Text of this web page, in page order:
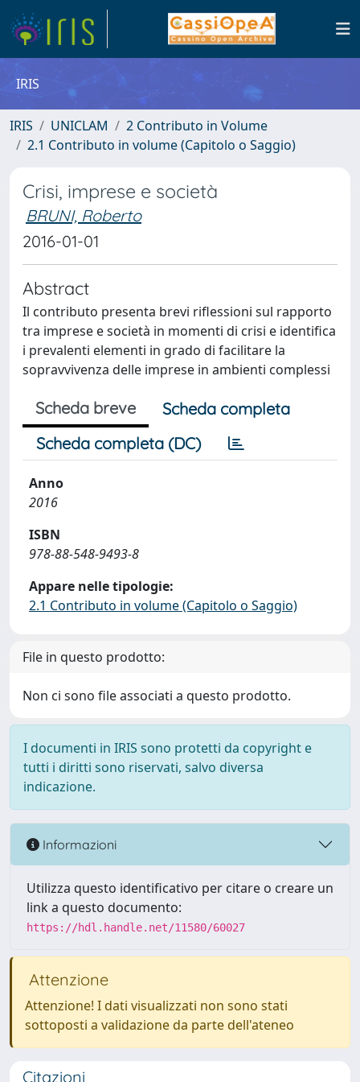
IRIS
IRIS UNICLAM
2 Contributo in Volume
2.1 Contributo in volume (Capitolo o Saggio)
Crisi, imprese e società
BRUNI, Roberto
2016-01-01
Abstract
Il contributo presenta brevi riflessioni sul rapporto
tra imprese e società in momenti di crisi e identifica
i prevalenti elementi in grado di facilitare la
sopravvivenza delle imprese in ambienti complessi
Scheda breve
Scheda completa
Scheda completa (DC)
Anno
2016
ISBN
978-88-548-9493-8
Appare nelle tipologie:
2.1 Contributo in volume (Capitolo o Saggio)
File in questo prodotto:
Non ci sono file associati a questo prodotto.
I documenti in IRIS sono protetti da copyright e
tutti i diritti sono riservati, salvo diversa
indicazione.
Informazioni
Utilizza questo identificativo per citare o creare un
link a questo documento:
https://hdl.handle.net/11580/60027
Attenzione
Attenzione! I dati visualizzati non sono stati
sottoposti a validazione da parte dell'ateneo
Citazioni